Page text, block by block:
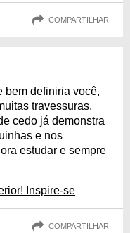
COMPARTILHAR
bem definiria você,
travessuras,
cedo já demonstra
e nos
estudar e sempre
Inspire-se
COMPARTILHAR